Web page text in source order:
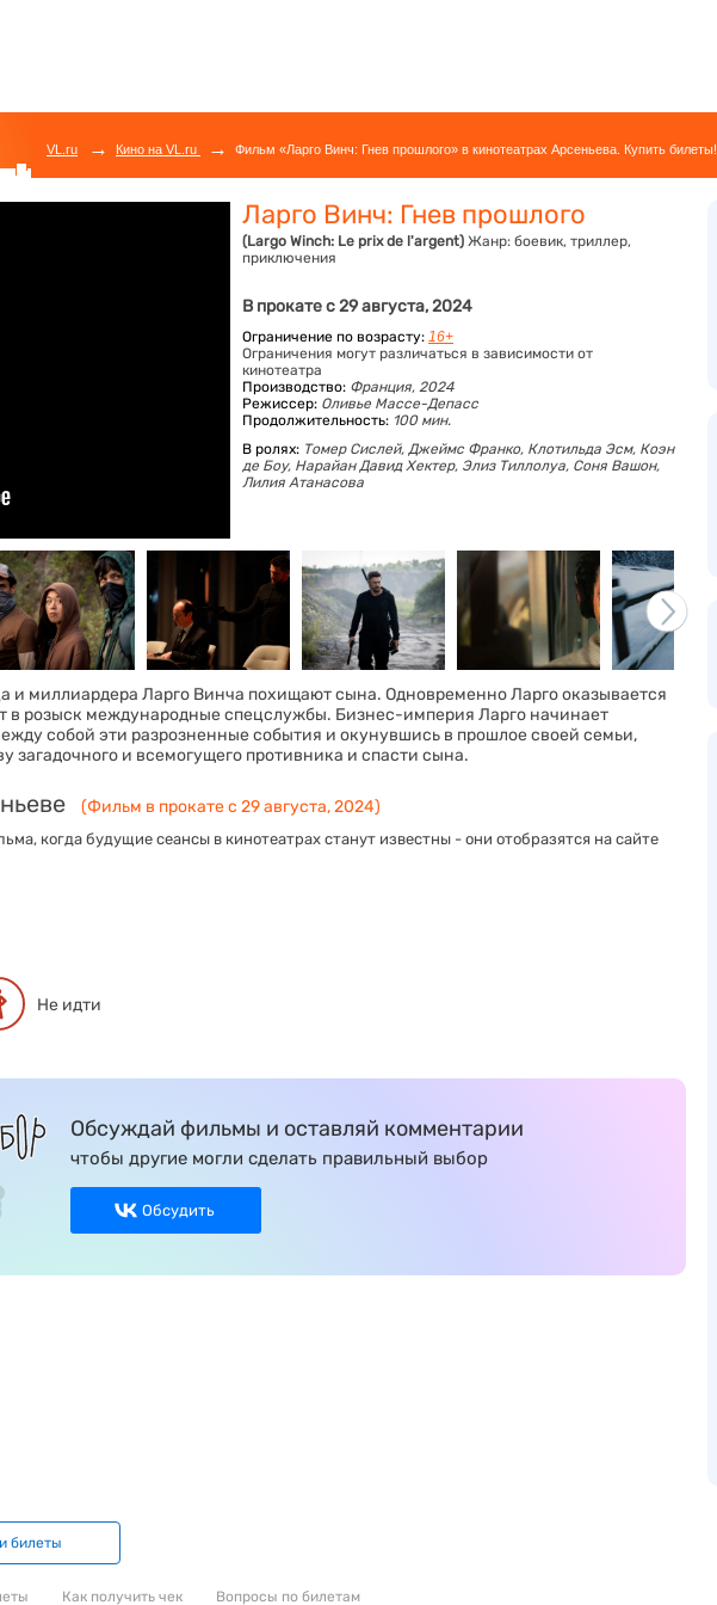
VL.ru → Кино на VL.ru → Фильм «Ларго Винч: Гнев прошлого» в кинотеатрах Арсеньева. Купить билеты!
Ларго Винч: Гнев прошлого
(Largo Winch: Le prix de l'argent) Жанр: боевик, триллер,
приключения
В прокате с 29 августа, 2024
Ограничение по возрасту: 16+
Ограничения могут различаться в зависимости от
кинотеатра
Производство: Франция, 2024
Режиссер: Оливье Массе-Депасс
Продолжительность: 100 мин.
В ролях: Томер Сислей, Джеймс Франко, Клотильда Эсм, Коэн
де Боу, Нарайан Давид Хектер, Элиз Тиллолуа, Соня Вашон,
Лилия Атанасова
и миллиардера Ларго Винча похищают сына. Одновременно Ларго оказывается
в розыск международные спецслужбы. Бизнес-империя Ларго начинает
собой эти разрозненные события и окунувшись в прошлое своей семьи,
загадочного и всемогущего противника и спасти сына.
(Фильм в прокате с 29 августа, 2024)
когда будущие сеансы в кинотеатрах станут известны - они отобразятся на сайте
Не идти
Обсуждай фильмы и оставляй комментарии
чтобы другие могли сделать правильный выбор
Обсудить
билеты
Как получить чек Вопросы по билетам